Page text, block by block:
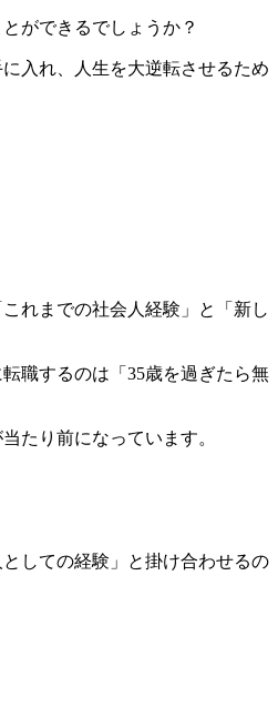
ができるでしょうか？
入れ、人生を大逆転させるため
れまでの社会人経験」と「新し
職するのは「35歳を過ぎたら無
たり前になっています。
しての経験」と掛け合わせるの